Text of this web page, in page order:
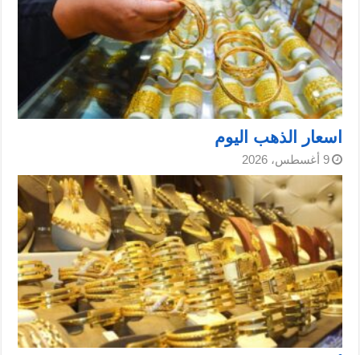
اسعار الذهب اليوم
9 أغسطس، 2026